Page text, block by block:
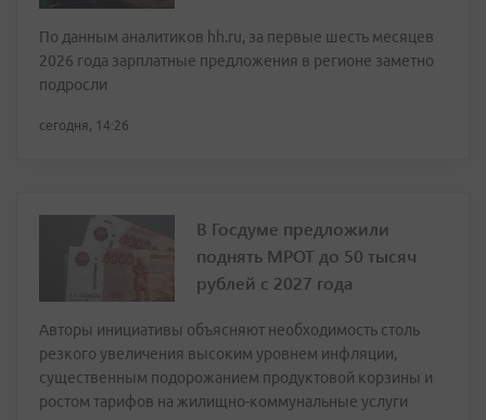
По данным аналитиков hh.ru, за первые шесть месяцев
2026 года зарплатные предложения в регионе заметно
подросли
сегодня, 14:26
В Госдуме предложили
поднять МРОТ до 50 тысяч
рублей с 2027 года
Авторы инициативы объясняют необходимость столь
резкого увеличения высоким уровнем инфляции,
существенным подорожанием продуктовой корзины и
ростом тарифов на жилищно-коммунальные услуги